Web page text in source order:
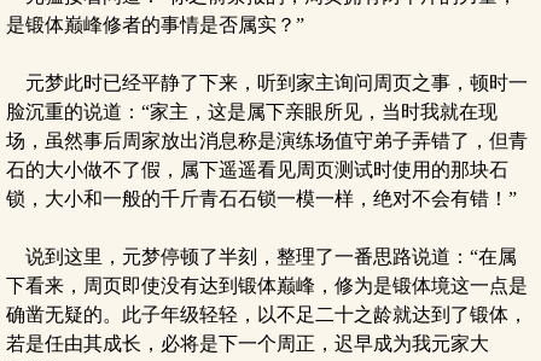
是锻体巅峰修者的事情是否属实？”
元梦此时已经平静了下来，听到家主询问周页之事，顿时一
脸沉重的说道：“家主，这是属下亲眼所见，当时我就在现
场，虽然事后周家放出消息称是演练场值守弟子弄错了，但青
石的大小做不了假，属下遥遥看见周页测试时使用的那块石
锁，大小和一般的千斤青石石锁一模一样，绝对不会有错！”
说到这里，元梦停顿了半刻，整理了一番思路说道：“在属
下看来，周页即使没有达到锻体巅峰，修为是锻体境这一点是
确凿无疑的。此子年级轻轻，以不足二十之龄就达到了锻体，
若是任由其成长，必将是下一个周正，迟早成为我元家大